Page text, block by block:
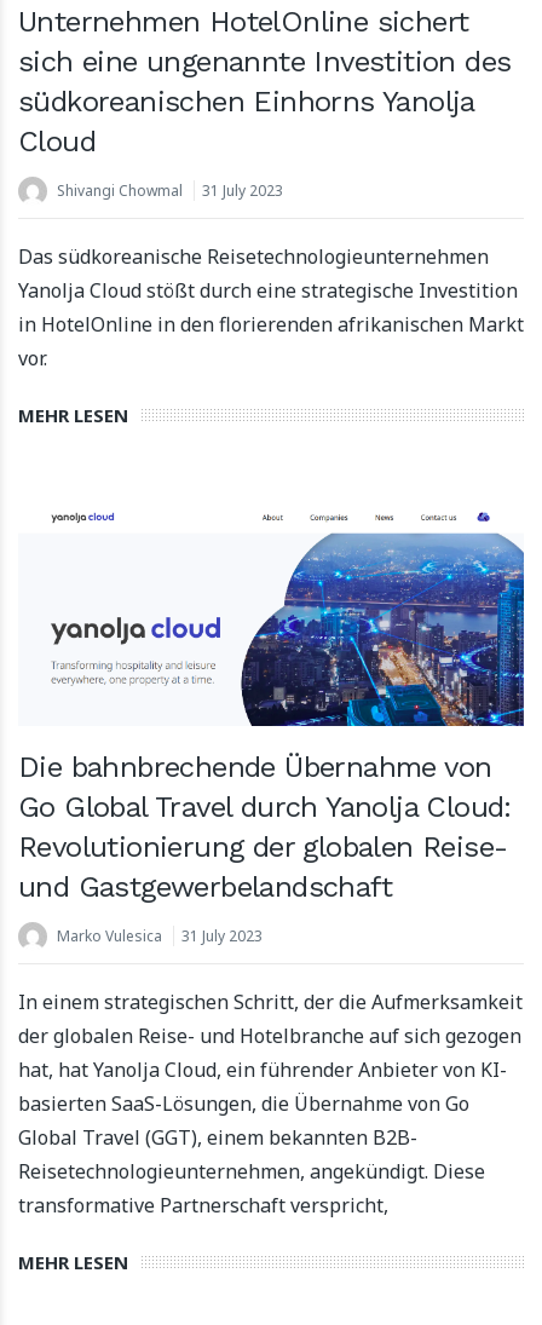
Unternehmen HotelOnline sichert
sich eine ungenannte Investition des
südkoreanischen Einhorns Yanolja
Cloud
Shivangi Chowmal 31 July 2023
Das südkoreanische Reisetechnologieunternehmen
Yanolja Cloud stößt durch eine strategische Investition
in HotelOnline in den florierenden afrikanischen Markt
vor.
MEHR LESEN
Die bahnbrechende Übernahme von
Go Global Travel durch Yanolja Cloud:
Revolutionierung der globalen Reise-
und Gastgewerbelandschaft
Marko Vulesica 31 July 2023
In einem strategischen Schritt, der die Aufmerksamkeit
der globalen Reise- und Hotelbranche auf sich gezogen
hat, hat Yanolja Cloud, ein führender Anbieter von KI-
basierten SaaS-Lösungen, die Übernahme von Go
Global Travel (GGT), einem bekannten B2B-
Reisetechnologieunternehmen, angekündigt. Diese
transformative Partnerschaft verspricht,
MEHR LESEN